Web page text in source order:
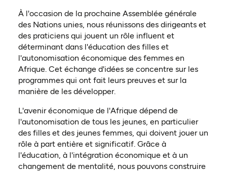
À l'occasion de la prochaine Assemblée générale
des Nations unies, nous réunissons des dirigeants et
des praticiens qui jouent un rôle influent et
déterminant dans l'éducation des filles et
l'autonomisation économique des femmes en
Afrique. Cet échange d'idées se concentre sur les
programmes qui ont fait leurs preuves et sur la
manière de les développer.
L'avenir économique de l'Afrique dépend de
l'autonomisation de tous les jeunes, en particulier
des filles et des jeunes femmes, qui doivent jouer un
rôle à part entière et significatif. Grâce à
l'éducation, à l'intégration économique et à un
changement de mentalité, nous pouvons construire